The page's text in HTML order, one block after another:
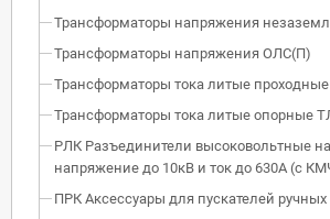
Трансформаторы напряжения
Трансформаторы напряжения ОЛС(П)
Трансформаторы тока литые
Трансформаторы тока литые опорные
РЛК Разъединители высоковольтные
напряжение до 10кВ и ток до 630А (с
ПРК Аксессуары для пускателей